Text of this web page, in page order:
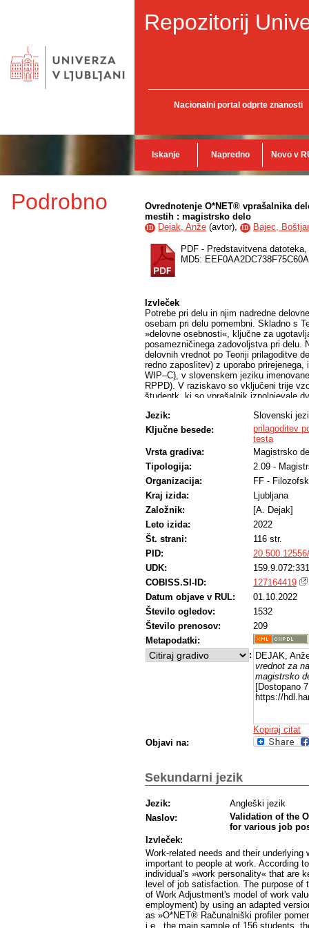
Repozitorij
Nacionalni portal odprte znanosti
Iskanje Napredno Novo v
Podrobno
Ovrednotenje O*NET® vprašalnika
mestih : magistrsko delo
ID Dejak, Anže (avtor), ID Bajec,
PDF - Predstavitvena datoteka,
MD5:
Izvleček
Potrebe pri delu in njim nadredne
osebam pri delu pomembni. Skladno s
»delovne osebnosti«, ključne za
posamezničinega zadovoljstva pri delu.
delovnih vrednot po Teoriji prilagoditve
redno zaposlitev) z uporabo
WIP–C), v slovenskem jeziku
RPPD). V raziskavo so vključeni trije
študentk, ki so vprašalnik izpolnjevale
stabilnosti vprašalnika (nezadovoljivost
zanesljivosti v času in neustrezno
študentk. Eksploratorne faktorske
redno zaposlitev odražajo nejasnost
faktorsko strukturo slovenskega
primerljivi z ugotovitvami analize pri
psihometrične lastnosti, zato je pri
previdnost pri interpretaciji rezultatov.
poznane Teorije prilagoditve delu in
Nenazadnje pa raziskava izpostavlja
Jezik:
Slovenski
Ključne besede:
prilagoditev
testa
Vrsta gradiva:
Magistrsko
Tipologija:
2.09 -
Organizacija:
FF -
Kraj izida:
Ljubljana
Založnik:
[A. Dejak]
Leto izida:
2022
Št. strani:
116 str.
PID:
UDK:
COBISS.SI-ID:
127164419
Datum objave v RUL:
01.10.2022
Število ogledov:
1532
Število prenosov:
209
Metapodatki:
: DEJAK,
vrednot za
magistrsko
[Dostopano
https://
Kopiraj citat
Objavi na:
Sekundarni jezik
Jezik:
Angleški jezik
Naslov:
Validation of the
for various job
Izvleček:
Work-related needs and their
important to people at work. According
individual's »work personality« that are
level of job satisfaction. The purpose
of Work Adjustment's model of work
employment) by using an adapted
as »O*NET® Računalniški profiler
i.e., the main sample of 156 students,